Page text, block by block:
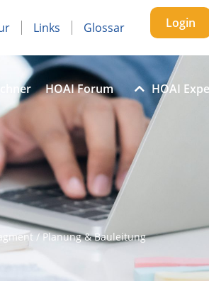
Links Glossar Login
HOAI Forum HOAI
/ Planung & Bauleitung